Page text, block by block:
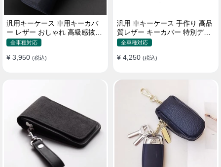
汎用キーケース 車用キーカバ
ー レザー おしゃれ 高級感抜群
ロゴオーダーメイド
全車種対応
¥ 3,950 (税込)
汎用 車キーケース 手作り 高品
質レザー キーカバー 特別デザ
イン 手触りいい
全車種対応
¥ 4,250 (税込)